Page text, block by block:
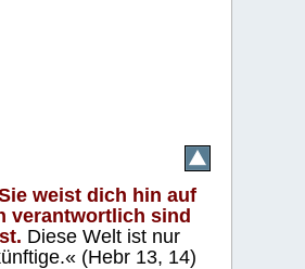
weist dich hin auf
verantwortlich sind
Diese Welt ist nur
(Hebr 13, 14)